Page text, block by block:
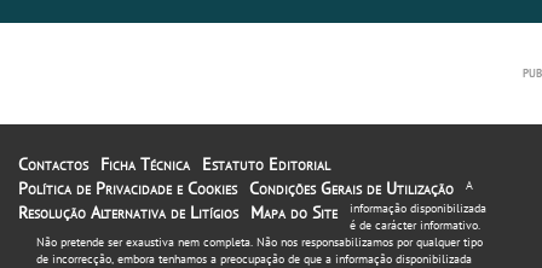
Contactos Ficha Técnica
Estatuto Editorial
Política de Privacidade e Cookies Condições Gerais de Utilização
Resolução Alternativa de Litígios
Mapa do Site
A
informação disponibilizada
é de carácter informativo.
Não pretende ser exaustiva nem completa. Não nos responsabilizamos por qualquer tipo
de incorrecção, embora tenhamos a preocupação de que a informação disponibilizada